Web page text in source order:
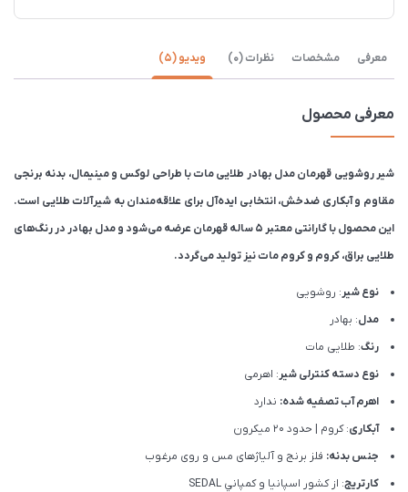
معرفی مشخصات نظرات (0) ویدیو (5)
معرفی محصول
شیر روشویی قهرمان مدل بهادر طلایی مات با طراحی لوکس و مینیمال، بدنه برنجی
مقاوم و آبکاری ضدخش، انتخابی ایده‌آل برای علاقه‌مندان به شیرآلات طلایی است.
این محصول با گارانتی معتبر ۵ ساله قهرمان عرضه می‌شود و مدل بهادر در رنگ‌های
طلایی براق، کروم و کروم مات نیز تولید می‌گردد.
نوع شیر: روشویی
مدل: بهادر
رنگ: طلایی مات
نوع دسته کنترلی شیر: اهرمی
اهرم آب تصفیه شده: ندارد
آبکاری: کروم | حدود 20 میکرون
جنس بدنه: فلز برنج و آلیاژهای مس و روی مرغوب
کارتریج: از كشور اسپانيا و كمپاني SEDAL